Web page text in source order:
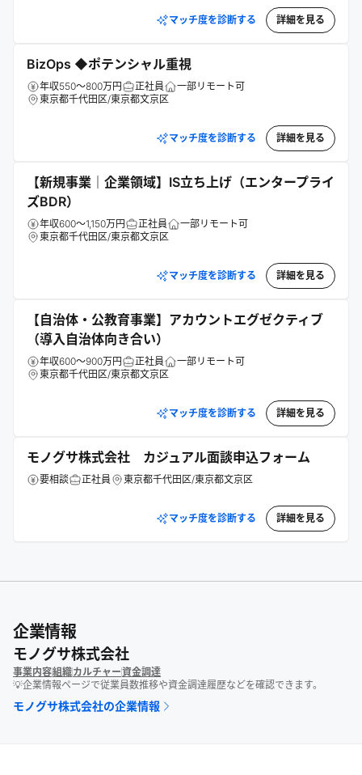
マッチ度を診断する 詳細を見る
BizOps ◆ポテンシャル重視
年収550～800万円 正社員
一部リモート可
東京都千代田区/東京都文京区
マッチ度を診断する 詳細を見る
【新規事業｜企業領域】IS立ち上げ（エンタープライ
ズBDR）
年収600～1,150万円 正社員
一部リモート可
東京都千代田区/東京都文京区
マッチ度を診断する 詳細を見る
【自治体・公教育事業】アカウントエグゼクティブ
（導入自治体向き合い）
年収600～900万円 正社員
一部リモート可
東京都千代田区/東京都文京区
マッチ度を診断する 詳細を見る
モノグサ株式会社 カジュアル面談申込フォーム
要相談 正社員 東京都千代田区/東京都文京区
マッチ度を診断する 詳細を見る
企業情報
モノグサ株式会社
事業内容組織カルチャー資金調達
💡企業情報ページで従業員数推移や資金調達履歴などを確認できます。
モノグサ株式会社の企業情報